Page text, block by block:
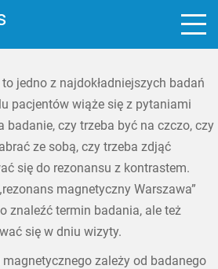
jedno z najdokładniejszych badań
pacjentów wiąże się z pytaniami
czy trzeba być na czczo, czy
ze sobą, czy trzeba zdjąć
się do rezonansu z kontrastem.
magnetyczny Warszawa”
znaleźć termin badania, ale też
się w dniu wizyty.
zależy od badanego